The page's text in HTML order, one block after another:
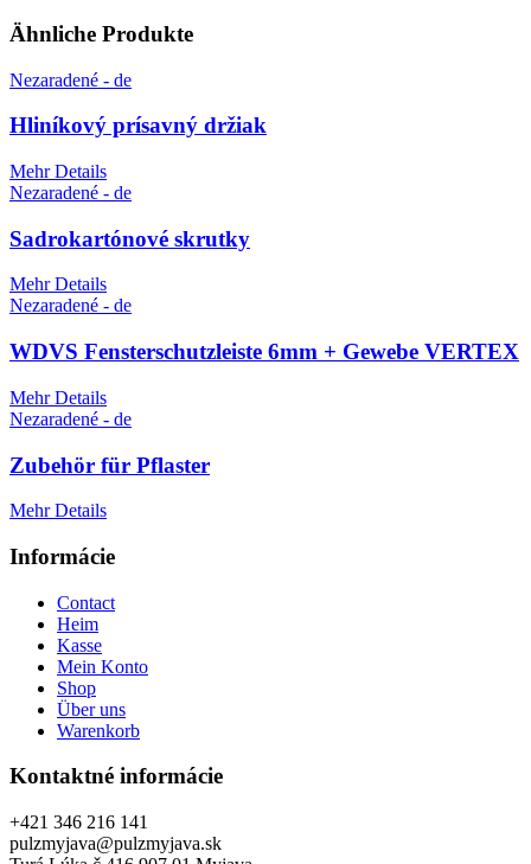
Ähnliche Produkte
Nezaradené - de
Hliníkový prísavný držiak
Mehr Details
Nezaradené - de
Sadrokartónové skrutky
Mehr Details
Nezaradené - de
WDVS Fensterschutzleiste 6mm + Gewebe VERTEX
Mehr Details
Nezaradené - de
Zubehör für Pflaster
Mehr Details
Informácie
Contact
Heim
Kasse
Mein Konto
Shop
Über uns
Warenkorb
Kontaktné informácie
+421 346 216 141
pulzmyjava@pulzmyjava.sk